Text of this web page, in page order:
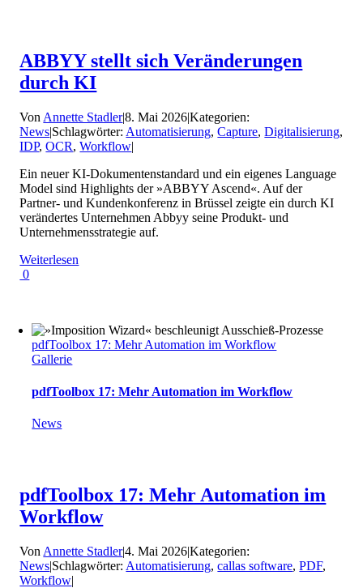
ABBYY stellt sich Veränderungen
durch KI
Von Annette Stadler|8. Mai 2026|Kategorien:
News|Schlagwörter: Automatisierung,Capture,Digitalisierung,
IDP,OCR,Workflow|
Ein neuer KI-Dokumentenstandard und ein eigenes Language
Model sind Highlights der »ABBYY Ascend«. Auf der
Partner- und Kundenkonferenz in Brüssel zeigte ein durch KI
verändertes Unternehmen Abbyy seine Produkt- und
Unternehmensstrategie auf.
Weiterlesen
0
pdfToolbox 17: Mehr Automation im Workflow
Gallerie
pdfToolbox 17: Mehr Automation im Workflow
News
pdfToolbox 17: Mehr Automation im
Workflow
Von Annette Stadler|4. Mai 2026|Kategorien:
News|Schlagwörter: Automatisierung,callas software,PDF,
Workflow|